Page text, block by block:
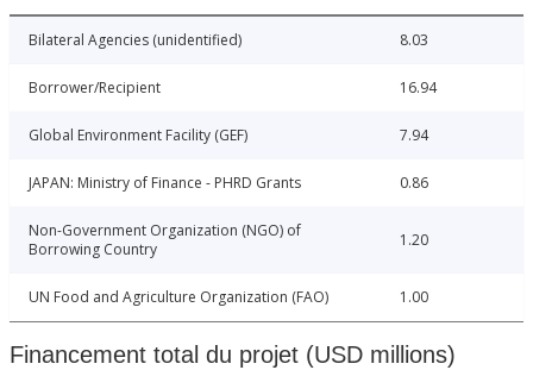
Bilateral Agencies (unidentified) 8.03
Borrower/Recipient 16.94
Global Environment Facility (GEF) 7.94
JAPAN: Ministry of Finance - PHRD Grants 0.86
Non-Government Organization (NGO) of
Borrowing Country
1.20
UN Food and Agriculture Organization (FAO) 1.00
Financement total du projet (USD millions)